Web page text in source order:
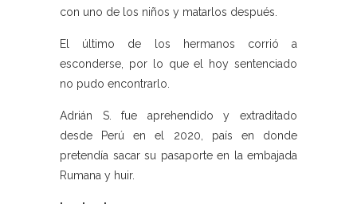
con uno de los niños y matarlos después.
El último de los hermanos corrió a
esconderse, por lo que el hoy sentenciado
no pudo encontrarlo.
Adrián S. fue aprehendido y extraditado
desde Perú en el 2020, país en donde
pretendía sacar su pasaporte en la embajada
Rumana y huir.